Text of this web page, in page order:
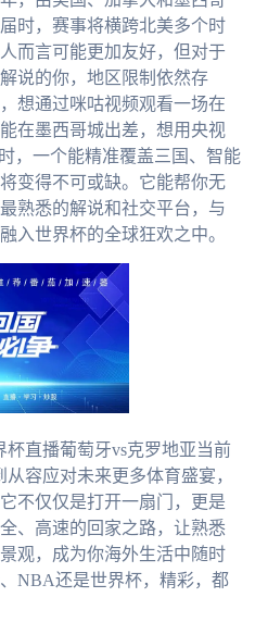
时，赛事将横跨北美多个时
而言可能更加友好，但对于
说的你，地区限制依然存
想通过咪咕视频观看一场在
在墨西哥城出差，想用央视
，一个能精准覆盖三国、智能
变得不可或缺。它能帮你无
熟悉的解说和社交平台，与
入世界杯的全球狂欢之中。
杯直播葡萄牙vs克罗地亚当前
容应对未来更多体育盛宴，
不仅仅是打开一扇门，更是
、高速的回家之路，让熟悉
观，成为你海外生活中随时
NBA还是世界杯，精彩，都